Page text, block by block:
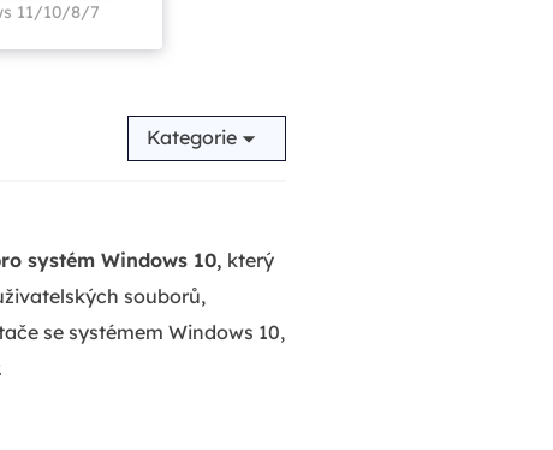
11/10/8/7
Kategorie
systém Windows 10, který
souborů,
se systémem Windows 10,